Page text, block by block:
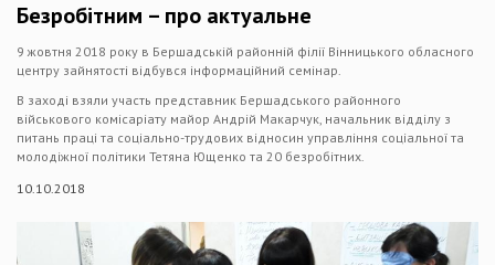
Безробітним – про актуальне
9 жовтня 2018 року в Бершадській районній філії Вінницького обласного
центру зайнятості відбувся інформаційний семінар.
В заході взяли участь представник Бершадського районного
військового комісаріату майор Андрій Макарчук, начальник відділу з
питань праці та соціально-трудових відносин управління соціальної та
молодіжної політики Тетяна Ющенко та 20 безробітних.
10.10.2018